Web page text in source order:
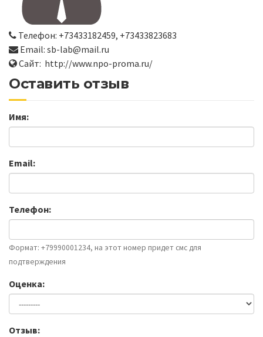
Телефон: +73433182459, +73433823683
Email: sb-lab@mail.ru
Сайт: http://www.npo-proma.ru/
Оставить отзыв
Имя:
Email:
Телефон:
Формат: +79990001234, на этот номер придет смс для
подтверждения
Оценка:
Отзыв: